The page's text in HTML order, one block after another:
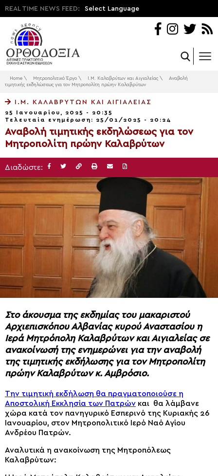
REAL TIME NEWS FEED: Select Language
Home \ Μητροπολιτικό Έργο \ Ι.Μ. Καλαβρύτων και Αιγιαλείας \
Αναβολή
τιμητικής εκδηλώσεως για τον Μητροπολίτη πρώην Καλαβρύτων
Ι.Μ. ΚΑΛΑΒΡΎΤΩΝ ΚΑΙ ΑΙΓΙΑΛΕΊΑΣ
25 Ιανουαρίου, 2025 - 20:35
Τελευταία ενημέρωση: 25/01/2025 - 20:24
Αναβολή τιμητικής εκδηλώσεως για τον
Μητροπολίτη πρώην Καλαβρύτων
Διαδώστε:
Στο άκουσμα της εκδημίας του μακαριστού
Αρχιεπισκόπου Αλβανίας κυρού Αναστασίου η
Ιερά Μητρόπολη Καλαβρύτων και Αιγιαλείας σε
ανακοίνωσή της ενημερώνει για την αναβολή
της τιμητικής εκδήλωσης για τον Μητροπολίτη
πρώην Καλαβρύτων κ. Αμβρόσιο.
Την τιμητική εκδήλωση θα πραγματοποιούσε η
Αποστολική Εκκλησία των Πατρών και θα λάμβανε
χώρα κατά τον πανηγυρικό Εσπερινό της Κυριακής 26
Ιανουαρίου, στον Μητροπολιτικό Ιερό Ναό Αγίου
Ανδρέου Πατρών.
Αναλυτικά η ανακοίνωση της Μητροπόλεως
Καλαβρύτων: